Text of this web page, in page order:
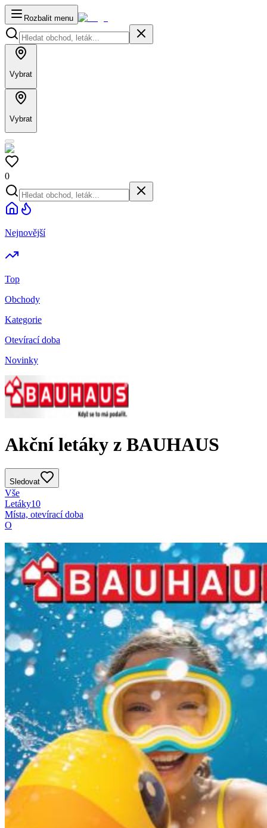
Rozbalit menu
Vybrat
Vybrat
0
Nejnovější
Top
Obchody
Kategorie
Otevírací doba
Novinky
Akční letáky z BAUHAUS
Sledovat
Vše
Letáky10
Místa, otevírací doba
O